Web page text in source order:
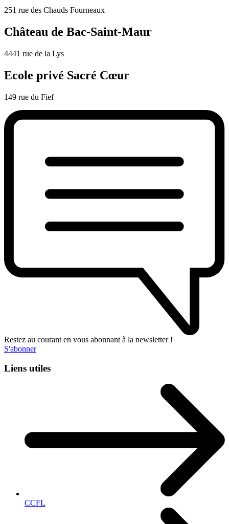
251 rue des Chauds Fourneaux
Château de Bac-Saint-Maur
4441 rue de la Lys
Ecole privé Sacré Cœur
149 rue du Fief
Restez au courant en vous abonnant à la newsletter !
S'abonner
Liens utiles
CCFL